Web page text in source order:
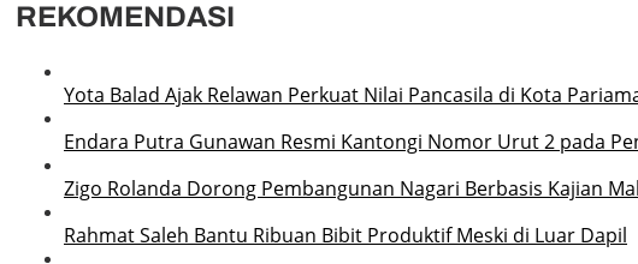
REKOMENDASI
Yota Balad Ajak Relawan Perkuat Nilai Pancasila di Kota
Endara Putra Gunawan Resmi Kantongi Nomor Urut 2 pada
Zigo Rolanda Dorong Pembangunan Nagari Berbasis Kajian
Rahmat Saleh Bantu Ribuan Bibit Produktif Meski di Luar Dapil